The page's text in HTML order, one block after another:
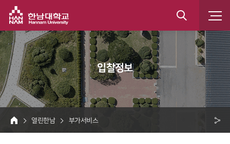
통
입찰정보
HOME
열린한남 부가서비스